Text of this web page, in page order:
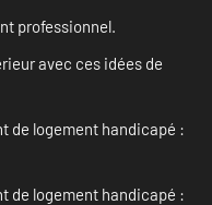
professionnel.
avec ces idées de
de logement handicapé :
de logement handicapé :